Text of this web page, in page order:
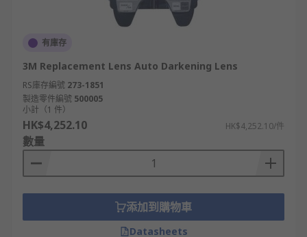
有庫存
3M Replacement Lens Auto Darkening Lens
RS庫存編號 273-1851
製造零件編號 500005
小計（1 件）
HK$4,252.10 HK$4,252.10/件
數量
添加到購物車
Datasheets